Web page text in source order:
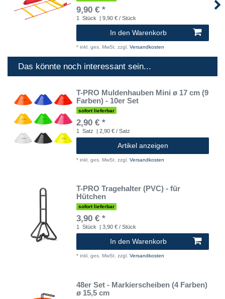
9,90 € *
1 Stück | 9,90 € / Stück
In den Warenkorb
* inkl. ges. MwSt. zzgl. Versandkosten
Das könnte noch interessant sein...
T-PRO Muldenhauben Mini ø 17 cm (9
Farben) - 10er Set
sofort lieferbar
2,90 € *
1 Satz | 2,90 € / Satz
Artikel anzeigen
* inkl. ges. MwSt. zzgl. Versandkosten
T-PRO Tragehalter (PVC) - für
Hütchen
sofort lieferbar
3,90 € *
1 Stück | 3,90 € / Stück
In den Warenkorb
* inkl. ges. MwSt. zzgl. Versandkosten
48er Set - Markierscheiben (4 Farben)
ø 15,5 cm